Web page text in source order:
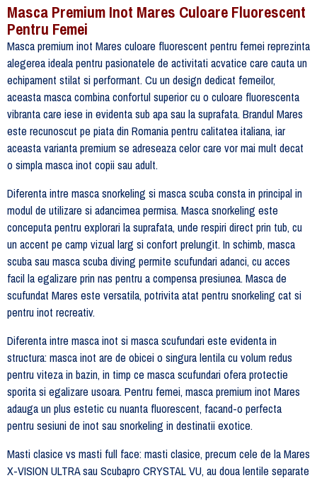
Masca Premium Inot Mares Culoare Fluorescent
Pentru Femei
Masca premium inot Mares culoare fluorescent pentru femei reprezinta
alegerea ideala pentru pasionatele de activitati acvatice care cauta un
echipament stilat si performant. Cu un design dedicat femeilor,
aceasta masca combina confortul superior cu o culoare fluorescenta
vibranta care iese in evidenta sub apa sau la suprafata. Brandul Mares
este recunoscut pe piata din Romania pentru calitatea italiana, iar
aceasta varianta premium se adreseaza celor care vor mai mult decat
o simpla masca inot copii sau adult.
Diferenta intre masca snorkeling si masca scuba consta in principal in
modul de utilizare si adancimea permisa. Masca snorkeling este
conceputa pentru explorari la suprafata, unde respiri direct prin tub, cu
un accent pe camp vizual larg si confort prelungit. In schimb, masca
scuba sau masca scuba diving permite scufundari adanci, cu acces
facil la egalizare prin nas pentru a compensa presiunea. Masca de
scufundat Mares este versatila, potrivita atat pentru snorkeling cat si
pentru inot recreativ.
Diferenta intre masca inot si masca scufundari este evidenta in
structura: masca inot are de obicei o singura lentila cu volum redus
pentru viteza in bazin, in timp ce masca scufundari ofera protectie
sporita si egalizare usoara. Pentru femei, masca premium inot Mares
adauga un plus estetic cu nuanta fluorescent, facand-o perfecta
pentru sesiuni de inot sau snorkeling in destinatii exotice.
Masti clasice vs masti full face: masti clasice, precum cele de la Mares
X-VISION ULTRA sau Scubapro CRYSTAL VU, au doua lentile separate